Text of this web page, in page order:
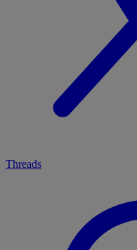
Threads